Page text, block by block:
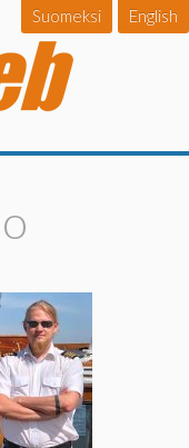
English
Suomeksi